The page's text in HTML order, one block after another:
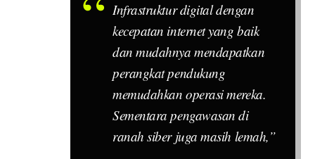
Infrastruktur digital dengan
kecepatan internet yang baik
dan mudahnya mendapatkan
perangkat pendukung
memudahkan operasi mereka.
Sementara pengawasan di
ranah siber juga masih lemah,”